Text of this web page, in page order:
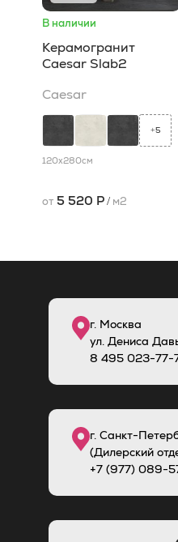
В наличии
Керамогранит
Caesar Slab2
Caesar
+5
120x280см
от 5 520 Р/ м2
г. Москва
ул. Дениса
8 495 023-77-
г. Санкт-
(Дилерский
+7 (977) 089-